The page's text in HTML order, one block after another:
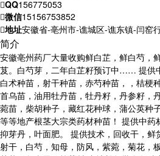
QQ156775053
微信15156753852
地址安徽省-亳州市-谯城区-谯东镇-闫窑
简介
安徽亳州药厂大量收购鲜白芷，鲜白芍，
芨。白芍芽，二年白芷籽预订中…… 提供
白术种苗，射干种苗，赤芍种苗，，桔梗
首乌苗，油用牡丹苗，牡丹籽，丹参籽，
菀苗，柴胡种子，藏红花种球，蒲公英种
等等地产根茎大宗类药材种苗！ 提供中
抑芽丹，叶面肥。 提供技术，回收干，鲜
射干，白芍，知母，防风，紫菀，菊花，